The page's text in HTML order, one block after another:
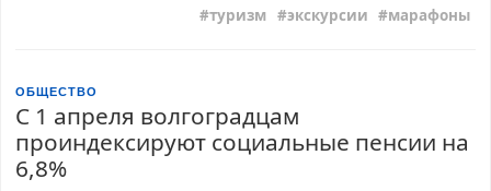
туризм экскурсии марафоны
ОБЩЕСТВО
С 1 апреля волгоградцам
проиндексируют социальные пенсии на
6,8%